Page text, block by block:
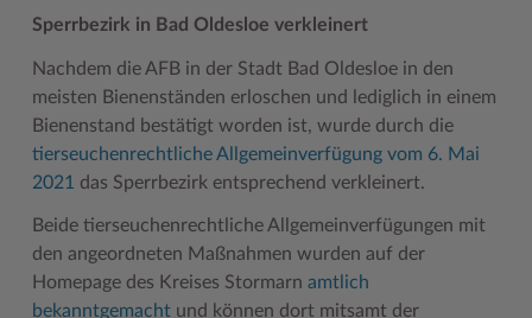
Ukrainehilfe
#MeinStormarn
Karrieretag
Was ist ein Kreis?
Sperrbezirk in Bad Oldesloe verkleinert
Nachdem die AFB in der Stadt Bad Oldesloe in den
meisten Bienenständen erloschen und lediglich in einem
Bienenstand bestätigt worden ist, wurde durch die
tierseuchenrechtliche Allgemeinverfügung vom 6. Mai
2021 das Sperrbezirk entsprechend verkleinert.
Beide tierseuchenrechtliche Allgemeinverfügungen mit
den angeordneten Maßnahmen wurden auf der
Homepage des Kreises Stormarn amtlich
bekanntgemachtund können dort mitsamt der